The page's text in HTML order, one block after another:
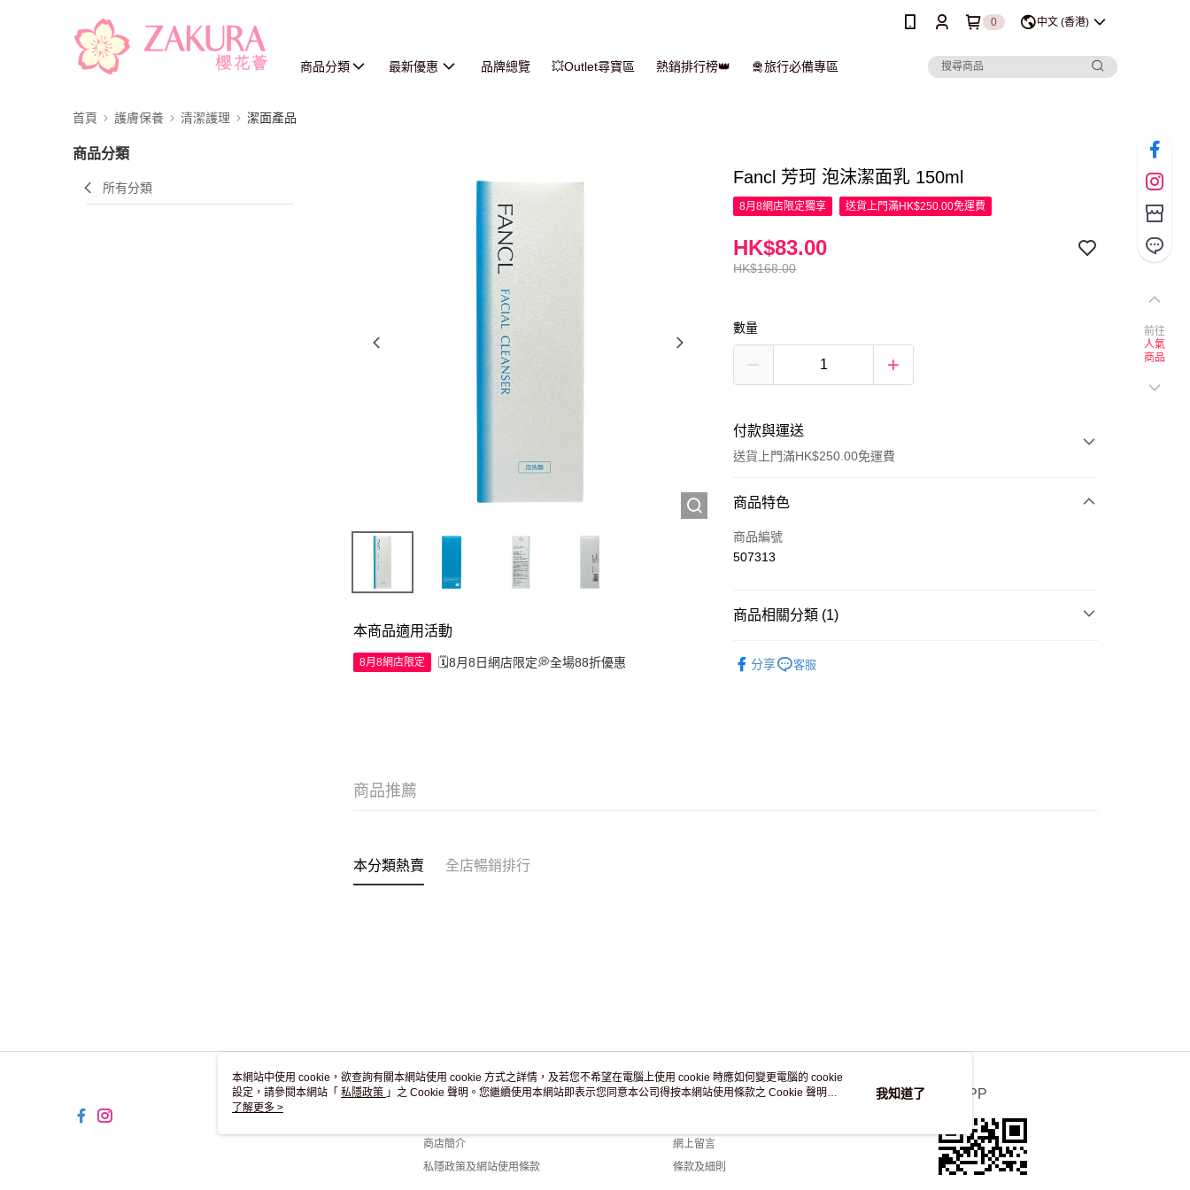
0 中文 (香港)
商品分類 最新優惠 品牌總覽 💥Outlet尋寶區 熱銷排行榜👑 🛅旅行必備專區
首頁 護膚保養 清潔護理 潔面產品
商品分類
所有分類
本商品適用活動
8月8網店限定 🗓️8月8日網店限定💭全場88折優惠
Fancl 芳珂 泡沫潔面乳 150ml
8月8網店限定獨享 送貨上門滿HK$250.00免運費
HK$168.00
HK$83.00
數量
付款與運送
送貨上門滿HK$250.00免運費
付款方式
信用卡
商品特色
商品編號
507313
商品相關分類 (1)
分享
客服
商品推薦
本分類熱賣 全店暢銷排行
關於我們
商店簡介
私隱政策及網站使用條款
客戶服務
網上留言
條款及細則
官方APP
前往
人氣
商品
本網站中使用 cookie，欲查詢有關本網站使用 cookie 方式之詳情，及若您不希望在電腦上使用 cookie 時應如何變更電腦的 cookie
設定，請參閱本網站「 私隱政策 」之 Cookie 聲明。您繼續使用本網站即表示您同意本公司得按本網站使用條款之 Cookie 聲明使
用 cookie。
了解更多 >
我知道了